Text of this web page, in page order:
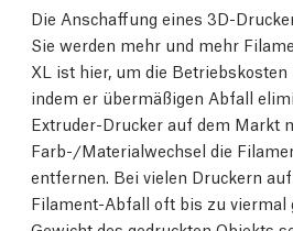
Die Anschaffung eines 3D-
Sie werden mehr und mehr
XL ist hier, um die
indem er übermäßigen Abfall
Extruder-Drucker auf dem Markt
Farb-/Materialwechsel die
entfernen. Bei vielen Druckern
Filament-Abfall oft bis zu viermal